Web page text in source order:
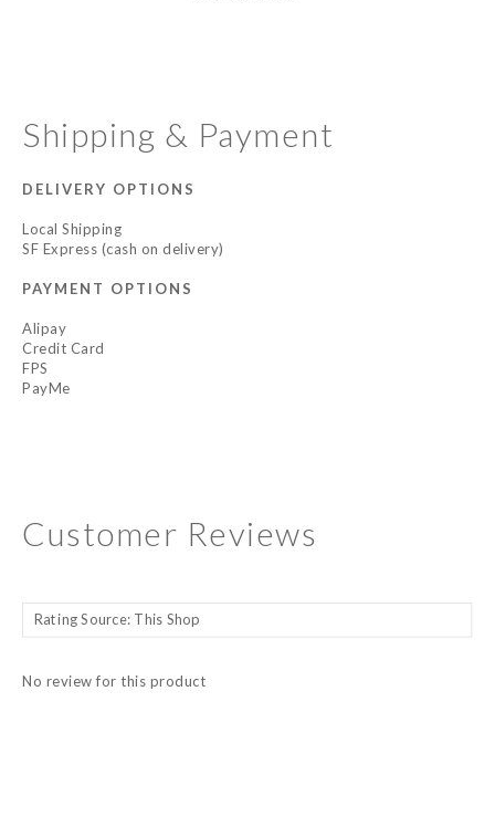
Shipping & Payment
DELIVERY OPTIONS
Local Shipping
SF Express (cash on delivery)
PAYMENT OPTIONS
Alipay
Credit Card
FPS
PayMe
Customer Reviews
No review for this product